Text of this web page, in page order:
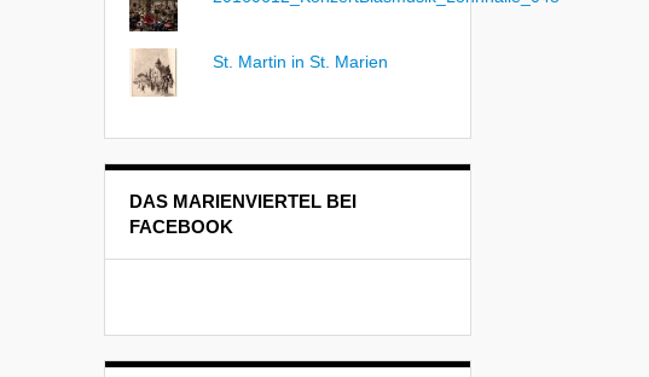
St. Martin in St. Marien
DAS MARIENVIERTEL BEI
FACEBOOK